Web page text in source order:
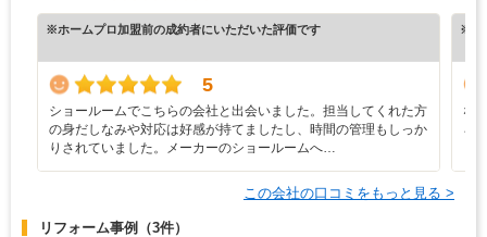
※ホームプロ加盟前の成約者にいただいた評価です
5
ショールームでこちらの会社と出会いました。担当してくれた方
の身だしなみや対応は好感が持てましたし、時間の管理もしっか
りされていました。メーカーのショールームへ…
※ホ
な
ろ
この会社の口コミをもっと見る >
リフォーム事例 （3件）